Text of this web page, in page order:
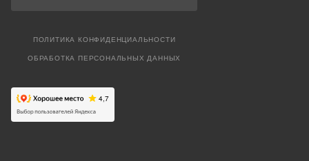
ПОЛИТИКА КОНФИДЕНЦИАЛЬНОСТИ
ОБРАБОТКА ПЕРСОНАЛЬНЫХ ДАННЫХ